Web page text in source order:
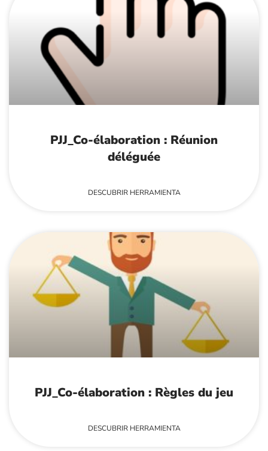
PJJ_Co-élaboration : Réunion
déléguée
DESCUBRIR HERRAMIENTA
PJJ_Co-élaboration : Règles du jeu
DESCUBRIR HERRAMIENTA